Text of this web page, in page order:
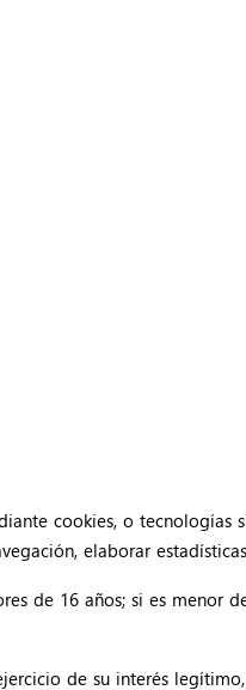
cookies, o
elaborar
de 16 años; si es menor
de su interés